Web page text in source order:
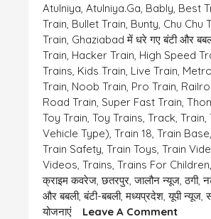
Atulniya Atulniya.ga Bably Best
Train Bullet Train Bunty Chu Chu
Train Ghaziabad में धरे गए बंटी और
Train Hacker Train High Speed
Trains Kids Train Live Train
Train Noob Train Pro Train
Road Train Super Fast Train
Toy Train Toy Trains Track Train
Vehicle Type) Train 18 Train Base
Train Safety Train Toys Train
Videos Trains Trains For Children
क्राइम कवरेज ,छतरपुर ,जालौन न्यूज ,ठगी,
और बबली,बंटी-बबली,मध्यप्रदेश ,यूपी न्यूज ,
योजनाएं
Leave A CommentOn